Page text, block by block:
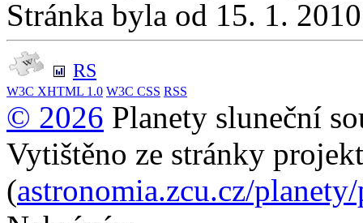
Stránka byla od 15. 1.
RS
W3C XHTML 1.0 W3C CSS RSS
© 2026 Planety sluneční
Vytištěno ze stránky
(astronomia.zcu.cz/